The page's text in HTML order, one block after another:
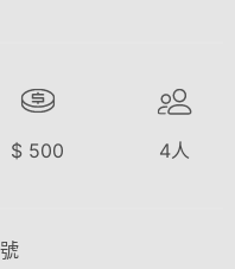
$ 500 4人